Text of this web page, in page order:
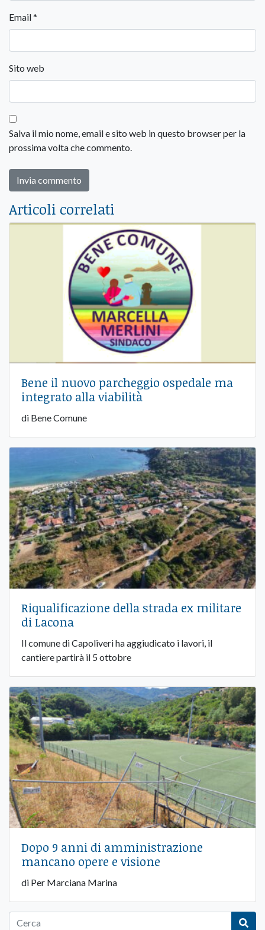
Email*
Sito web
Salva il mio nome, email e sito web in questo browser per la
prossima volta che commento.
Articoli correlati
Bene il nuovo parcheggio ospedale ma
integrato alla viabilità
di Bene Comune
Riqualificazione della strada ex militare
di Lacona
Il comune di Capoliveri ha aggiudicato i lavori, il
cantiere partirà il 5 ottobre
Dopo 9 anni di amministrazione
mancano opere e visione
di Per Marciana Marina